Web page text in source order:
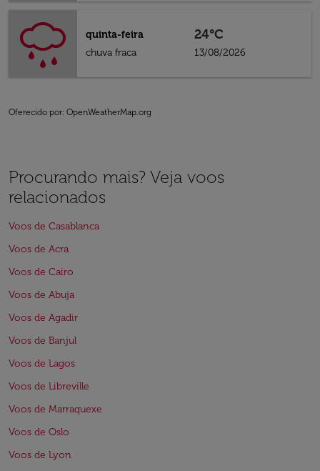
quinta-feira
chuva fraca
24°C
13/08/2026
Oferecido por: OpenWeatherMap.org
Procurando mais? Veja voos
relacionados
Voos de Casablanca
Voos de Acra
Voos de Cairo
Voos de Abuja
Voos de Agadir
Voos de Banjul
Voos de Lagos
Voos de Libreville
Voos de Marraquexe
Voos de Oslo
Voos de Lyon